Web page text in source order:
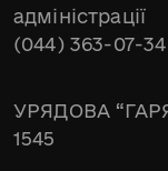
адміністрації
(044) 363-07-34
УРЯДОВА
1545